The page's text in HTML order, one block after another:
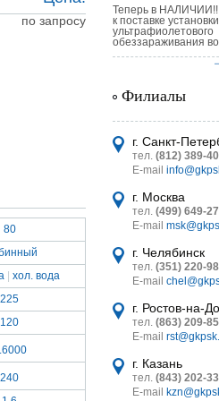
MINI
по запросу
80
хол. вода
225
120
240
Теперь в
к поставке установки
ультрафиолетового
обеззараживания
Филиалы
г. Санкт-
тел. (812) 389-
E-mail
г. Москва
тел. (499) 649-
E-mail
г. Челябинск
тел. (351) 220-
E-mail
г. Ростов-на-
тел. (863) 209-
E-mail
г. Казань
тел. (843) 202-
E-mail